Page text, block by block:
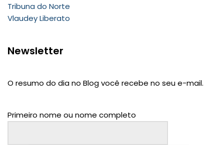
Tribuna do Norte
Vlaudey Liberato
Newsletter
O resumo do dia no Blog você recebe no seu e-mail.
Primeiro nome ou nome completo